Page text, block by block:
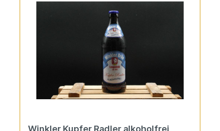
Winkler Kupfer Radler alkoholfrei